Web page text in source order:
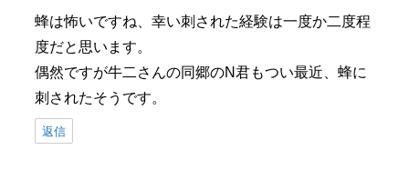
蜂は怖いですね、幸い刺された経験は一度か二度程
度だと思います。
偶然ですが牛二さんの同郷のN君もつい最近、蜂に
刺されたそうです。
返信